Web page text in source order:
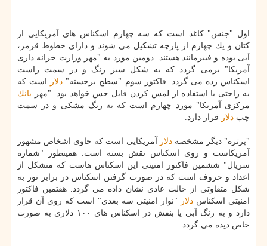
اول "جنس" كاغذ است كه سه چهارم اسكناس های آمریكایی از
كتان و یك چهارم از پارچه تشكیل می شوند و دارای خطوط قرمز،
آبی بوده و فیبرمانند هستند. دومین مورد به "مهر وزارت خزانه داری
آمریكا" برمی گردد كه به شكل سبز رنگ و در سمت راست
اسكناس زده می گردد. فاكتور سوم "سطح برجسته" دلار
است كه
به راحتی با استفاده از لمس كردن قابل حس خواهد بود. "مهر بانك
مركزی آمریكا" مورد چهارم است كه به رنگ مشكی و در سمت
چپ دلار قرار دارد.
"پرتره" دیگر مشخصهدلار
آمریكایی است كه حاوی اشخاص مشهور
آمریكاست و روی اسكناس نقش بسته است. همینطور "شماره
سریال" ششمین فاكتور امنیتی این اسكناس هاست كه متشكل از
اعداد و حروف است كه در صورت گرفتن اسكناس در برابر نور به
شكل متفاوتی از حالت عادی نشان داده می گردد. هفتمین فاكتور
امنیتی اسكناس دلار
"نوار امنیتی سه بعدی" است كه روی آن قرار
دارد و به رنگ آبی یا بنفش در اسكناس های ۱۰۰ دلاری به صورت
خاص دیده می گردد.